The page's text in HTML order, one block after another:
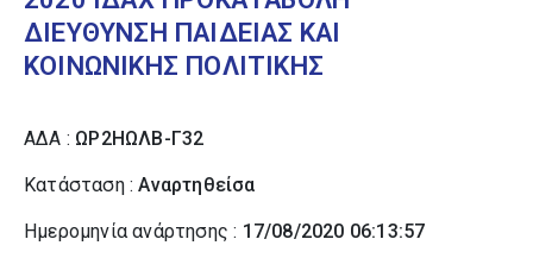
ΔΙΕΥΘΥΝΣΗ ΠΑΙΔΕΙΑΣ ΚΑΙ
ΚΟΙΝΩΝΙΚΗΣ ΠΟΛΙΤΙΚΗΣ
ΑΔΑ : ΩΡ2ΗΩΛΒ-Γ32
Κατάσταση :Αναρτηθείσα
Ημερομηνία ανάρτησης : 17/08/2020 06:13:57